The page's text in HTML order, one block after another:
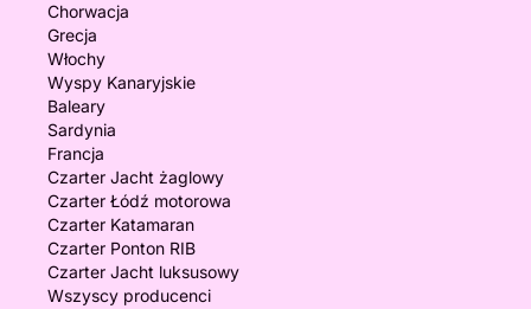
Chorwacja
Grecja
Włochy
Wyspy Kanaryjskie
Baleary
Sardynia
Francja
Czarter Jacht żaglowy
Czarter Łódź motorowa
Czarter Katamaran
Czarter Ponton RIB
Czarter Jacht luksusowy
Wszyscy producenci